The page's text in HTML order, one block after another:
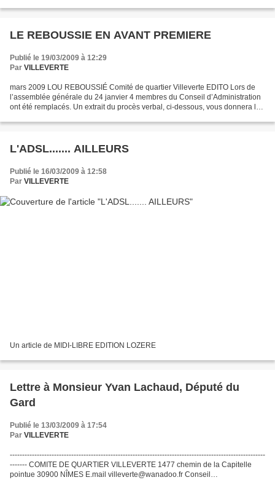
LE REBOUSSIE EN AVANT PREMIERE
Publié le 19/03/2009 à 12:29
Par VILLEVERTE
mars 2009 LOU REBOUSSIÉ Comité de quartier Villeverte EDITO Lors de
l’assemblée générale du 24 janvier 4 membres du Conseil d’Administration
ont été remplacés. Un extrait du procès verbal, ci-dessous, vous donnera les
L'ADSL....... AILLEURS
Publié le 16/03/2009 à 12:58
Par VILLEVERTE
Un article de MIDI-LIBRE EDITION LOZERE
Lettre à Monsieur Yvan Lachaud, Député du
Gard
Publié le 13/03/2009 à 17:54
Par VILLEVERTE
--------------------------------------------------------------------------------------------------------
------- COMITE DE QUARTIER VILLEVERTE 1477 chemin de la Capitelle
pointue 30900 NÎMES E.mail villeverte@wanadoo.fr Conseil